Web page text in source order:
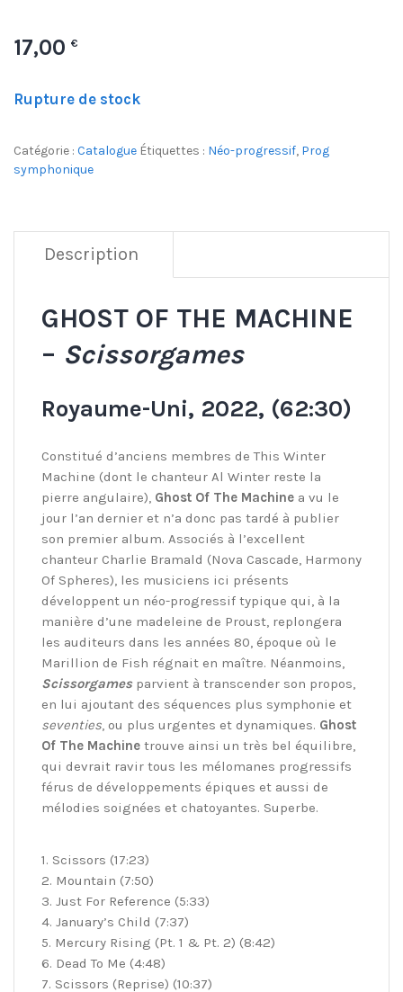
17,00 €
Rupture de stock
Catégorie : Catalogue Étiquettes : Néo-progressif, Prog
symphonique
Description
GHOST OF THE MACHINE
– Scissorgames
Royaume-Uni, 2022, (62:30)
Constitué d’anciens membres de This Winter
Machine (dont le chanteur Al Winter reste la
pierre angulaire), Ghost Of The Machine a vu le
jour l’an dernier et n’a donc pas tardé à publier
son premier album. Associés à l’excellent
chanteur Charlie Bramald (Nova Cascade, Harmony
Of Spheres), les musiciens ici présents
développent un néo-progressif typique qui, à la
manière d’une madeleine de Proust, replongera
les auditeurs dans les années 80, époque où le
Marillion de Fish régnait en maître. Néanmoins,
Scissorgamesparvient à transcender son propos,
en lui ajoutant des séquences plus symphonie et
seventies, ou plus urgentes et dynamiques. Ghost
Of The Machine trouve ainsi un très bel équilibre,
qui devrait ravir tous les mélomanes progressifs
férus de développements épiques et aussi de
mélodies soignées et chatoyantes. Superbe.
1. Scissors (17:23)
2. Mountain (7:50)
3. Just For Reference (5:33)
4. January’s Child (7:37)
5. Mercury Rising (Pt. 1 & Pt. 2) (8:42)
6. Dead To Me (4:48)
7. Scissors (Reprise) (10:37)